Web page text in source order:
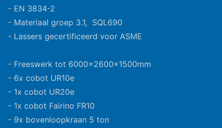
- EN 3834-2
- Materiaal groep 3.1, SQL690
- Lassers gecertificeerd voor ASME
- Freeswerk tot 6000x2600x1500mm
- 6x cobot UR10e
- 1x cobot UR20e
- 1x cobot Fairino FR10
- 9x bovenloopkraan 5 ton